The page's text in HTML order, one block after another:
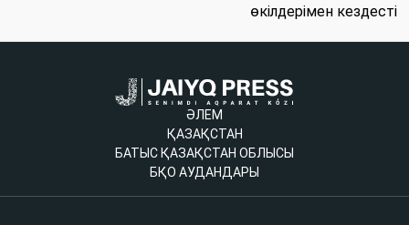
өкілдерімен кездесті
ӘЛЕМ
ҚАЗАҚСТАН
БАТЫС ҚАЗАҚСТАН ОБЛЫСЫ
БҚО АУДАНДАРЫ